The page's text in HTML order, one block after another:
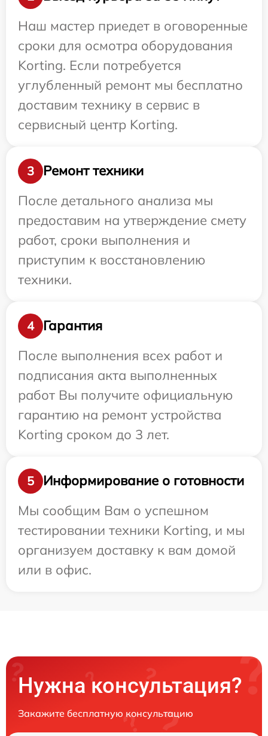
Наш мастер приедет в оговоренные
сроки для осмотра оборудования
Korting. Если потребуется
углубленный ремонт мы бесплатно
доставим технику в сервис в
сервисный центр Korting.
3
Ремонт техники
После детального анализа мы
предоставим на утверждение смету
работ, сроки выполнения и
приступим к восстановлению
техники.
4
Гарантия
После выполнения всех работ и
подписания акта выполненных
работ Вы получите официальную
гарантию на ремонт устройства
Korting сроком до 3 лет.
5
Информирование о готовности
Мы сообщим Вам о успешном
тестировании техники Korting, и мы
организуем доставку к вам домой
или в офис.
Нужна консультация?
Закажите бесплатную консультацию